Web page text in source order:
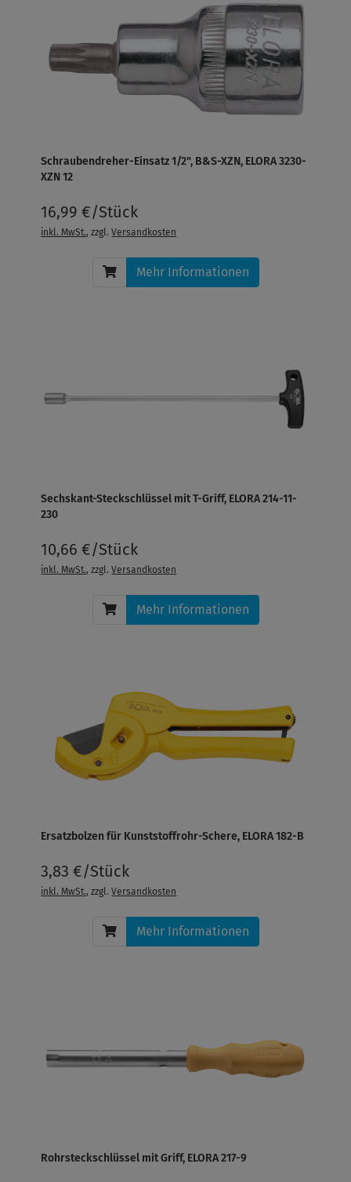
Schraubendreher-Einsatz 1/2", B&S-XZN, ELORA 3230-
XZN 12
16,99 €/Stück
inkl. MwSt., zzgl.Versandkosten
Mehr Informationen
Sechskant-Steckschlüssel mit T-Griff, ELORA 214-11-
230
10,66 €/Stück
inkl. MwSt., zzgl.Versandkosten
Mehr Informationen
Ersatzbolzen für Kunststoffrohr-Schere, ELORA 182-B
3,83 €/Stück
inkl. MwSt., zzgl.Versandkosten
Mehr Informationen
Rohrsteckschlüssel mit Griff, ELORA 217-9